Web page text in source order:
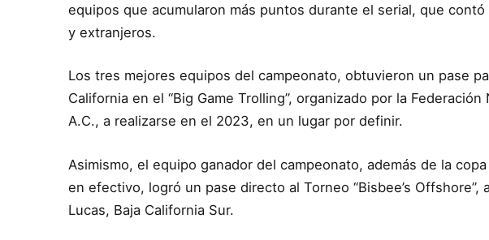
equipos que acumularon más puntos durante el serial, que
y extranjeros.
Los tres mejores equipos del campeonato, obtuvieron un pase
California en el “Big Game Trolling”, organizado por la
A.C., a realizarse en el 2023, en un lugar por definir.
Asimismo, el equipo ganador del campeonato, además de la
en efectivo, logró un pase directo al Torneo “Bisbee’s Offshore”,
Lucas, Baja California Sur.